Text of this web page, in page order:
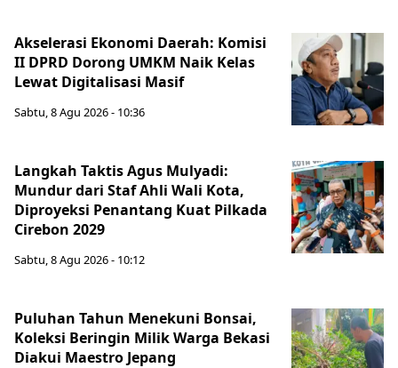
Akselerasi Ekonomi Daerah: Komisi
II DPRD Dorong UMKM Naik Kelas
Lewat Digitalisasi Masif
Sabtu, 8 Agu 2026 - 10:36
Langkah Taktis Agus Mulyadi:
Mundur dari Staf Ahli Wali Kota,
Diproyeksi Penantang Kuat Pilkada
Cirebon 2029
Sabtu, 8 Agu 2026 - 10:12
Puluhan Tahun Menekuni Bonsai,
Koleksi Beringin Milik Warga Bekasi
Diakui Maestro Jepang